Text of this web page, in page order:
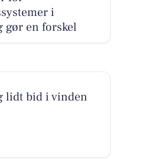
i
gør en forskel
lidt bid i vinden